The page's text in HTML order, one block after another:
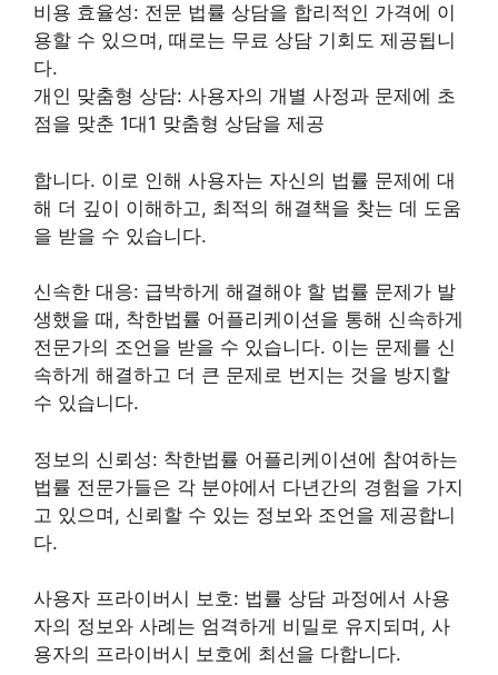
비용 효율성: 전문 법률 상담을 합리적인 가격에 이
용할 수 있으며, 때로는 무료 상담 기회도 제공됩니
다.
개인 맞춤형 상담: 사용자의 개별 사정과 문제에 초
점을 맞춘 1대1 맞춤형 상담을 제공
합니다. 이로 인해 사용자는 자신의 법률 문제에 대
해 더 깊이 이해하고, 최적의 해결책을 찾는 데 도움
을 받을 수 있습니다.
신속한 대응: 급박하게 해결해야 할 법률 문제가 발
생했을 때, 착한법률 어플리케이션을 통해 신속하게
전문가의 조언을 받을 수 있습니다. 이는 문제를 신
속하게 해결하고 더 큰 문제로 번지는 것을 방지할
수 있습니다.
정보의 신뢰성: 착한법률 어플리케이션에 참여하는
법률 전문가들은 각 분야에서 다년간의 경험을 가지
고 있으며, 신뢰할 수 있는 정보와 조언을 제공합니
다.
사용자 프라이버시 보호: 법률 상담 과정에서 사용
자의 정보와 사례는 엄격하게 비밀로 유지되며, 사
용자의 프라이버시 보호에 최선을 다합니다.